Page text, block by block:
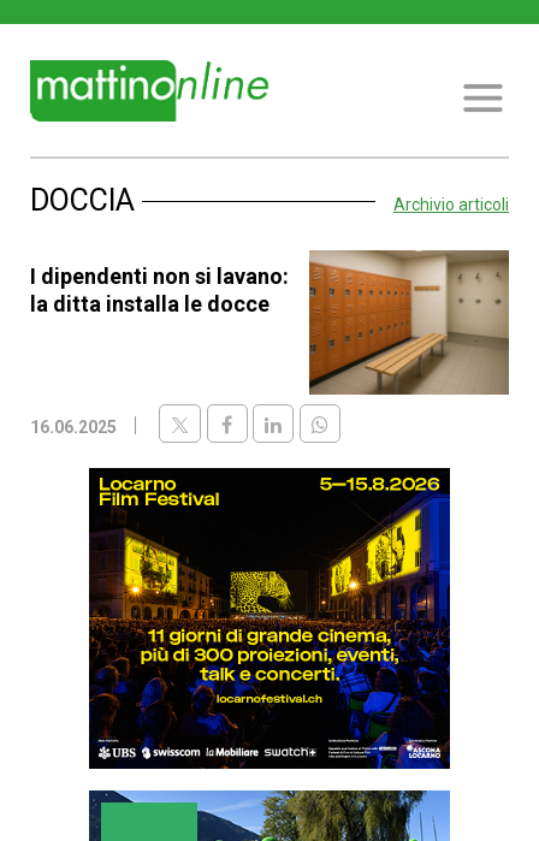
DOCCIA Archivio articoli
I dipendenti non si lavano:
la ditta installa le docce
16.06.2025